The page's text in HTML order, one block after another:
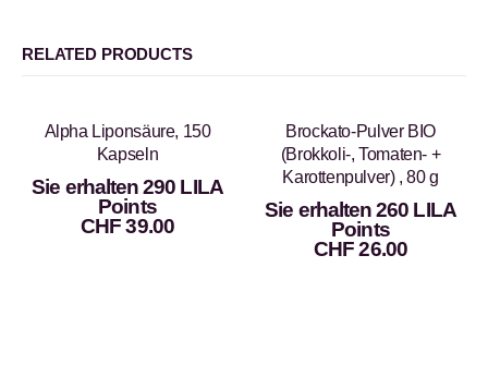
RELATED PRODUCTS
Alpha Liponsäure, 150
Kapseln
Sie erhalten 290 LILA
Points
CHF39.00
Brockato-Pulver BIO
(Brokkoli-, Tomaten- +
Karottenpulver) , 80 g
Sie erhalten 260 LILA
Points
CHF26.00